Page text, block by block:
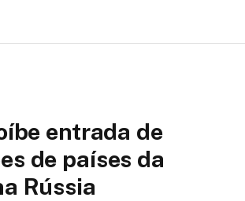
entrada de
de países da
Rússia